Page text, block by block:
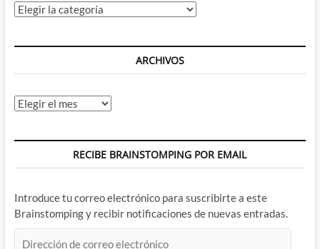
Categorías
ARCHIVOS
Archivos
RECIBE BRAINSTOMPING POR EMAIL
Introduce tu correo electrónico para suscribirte a este
Brainstomping y recibir notificaciones de nuevas entradas.